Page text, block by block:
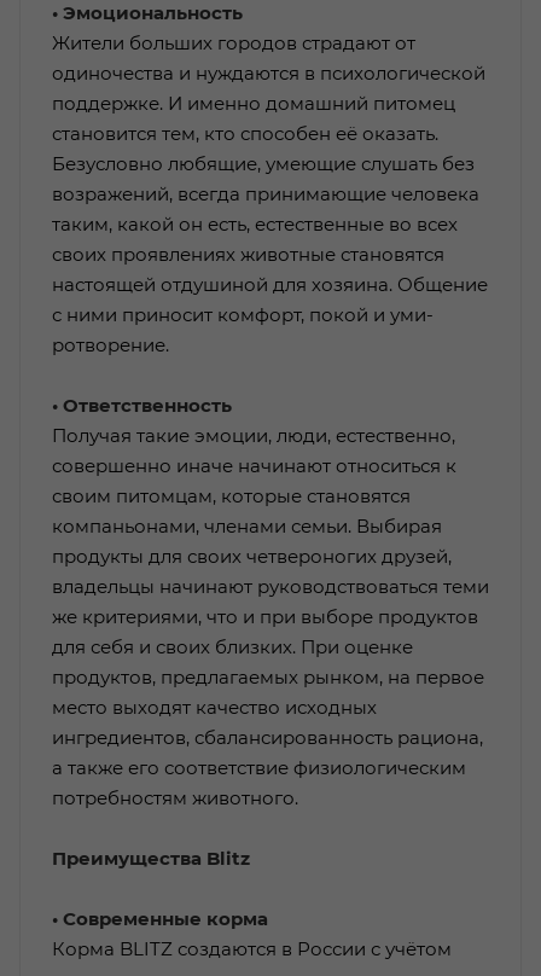
• Эмоциональность
Жители больших городов страдают от
одиночества и нуждаются в психологической
поддержке. И именно домашний питомец
становится тем, кто способен её оказать.
Безусловно любящие, умеющие слушать без
возражений, всегда принимающие человека
таким, какой он есть, естественные во всех
своих проявлениях животные становятся
настоящей отдушиной для хозяина. Общение
с ними приносит комфорт, покой и уми­
ротворение.
• Ответственность
Получая такие эмоции, люди, естественно,
совершенно иначе начинают относиться к
своим питомцам, которые становятся
компаньонами, членами семьи. Выбирая
продукты для своих четвероногих друзей,
владельцы начинают руководствоваться теми
же критериями, что и при выборе продуктов
для себя и своих близких. При оценке
продуктов, предлагаемых рынком, на первое
место выходят качество исходных
ингредиентов, сбалансированность рациона,
а также его соответствие физиологическим
потребностям животного.
Преимущества Blitz
• Современные корма
Корма BLITZ создаются в России с учётом